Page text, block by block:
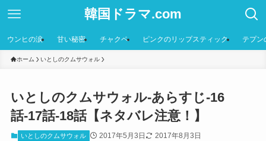
韓国ドラマ.com
ウンヒの涙 甘い秘密 チャクペ ピンクのリップスティック テプン
ホーム いとしのクムサウォル
いとしのクムサウォル-あらすじ-16
話-17話-18話【ネタバレ注意！】
いとしのクムサウォル 2017年5月3日 2017年8月3日